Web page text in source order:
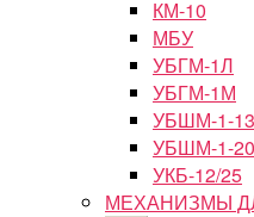
КМ-10
МБУ
УБГМ-1Л
УБГМ-1М
УБШМ-1-13
УБШМ-1-20
УКБ-12/25
МЕХАНИЗМЫ